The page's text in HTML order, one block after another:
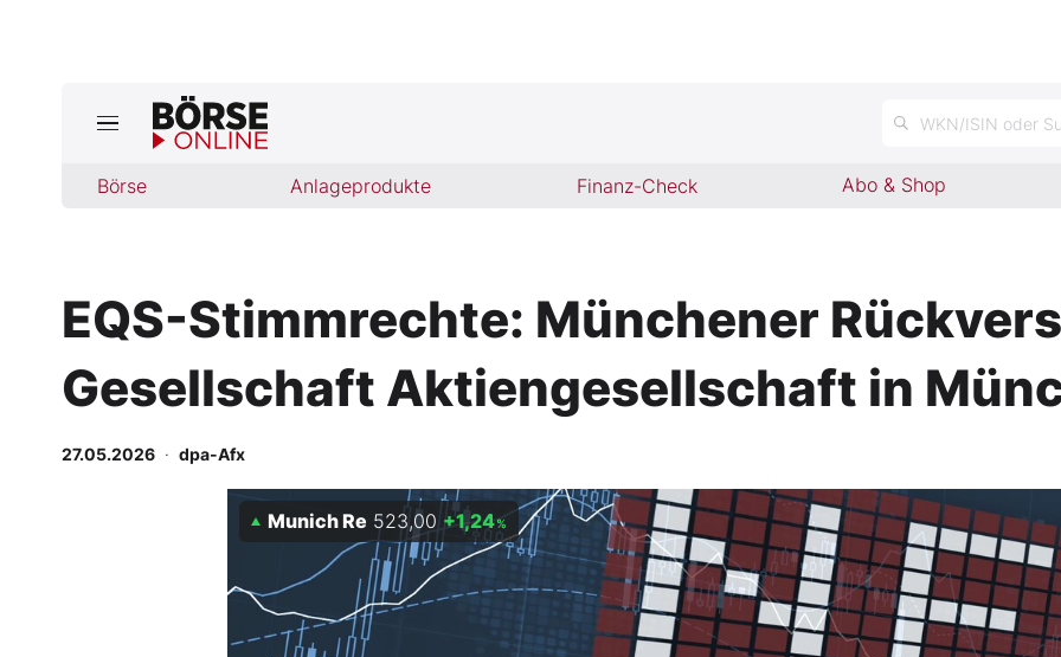
WKN/ISIN oder
Börse Anlageprodukte Finanz-Check Abo & Shop
Jetzt aktuelle Ausgabe BÖRSE ONLINE lesen
Anlageprodukte
Finanz-Check
BO-Musterdepots
EQS-Stimmrechte: Münchener
Gesellschaft Aktiengesellschaft in
27.05.2026 · dpa-Afx
Munich Re 523,00 +1,24%